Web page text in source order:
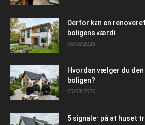
Derfor kan en
boligens værdi
06/08/2026
Hvordan vælger du
boligen?
05/08/2026
5 signaler på at huset